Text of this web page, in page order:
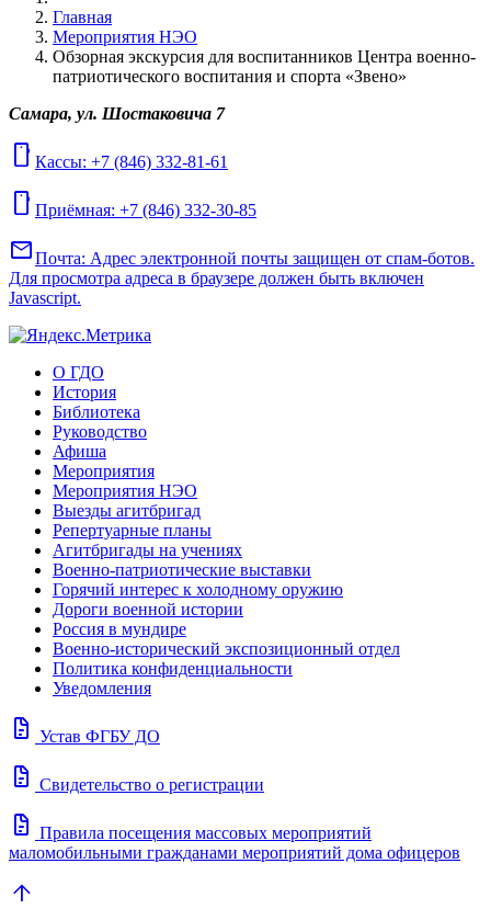
Главная
Мероприятия НЭО
Обзорная экскурсия для воспитанников Центра военно-
патриотического воспитания и спорта «Звено»
Самара, ул. Шостаковича 7
mobile Кассы: +7 (846) 332-81-61
mobile Приёмная: +7 (846) 332-30-85
mailПочта: Адрес электронной почты защищен от спам-ботов.
Для просмотра адреса в браузере должен быть включен
Javascript.
О ГДО
История
Библиотека
Руководство
Афиша
Мероприятия
Мероприятия НЭО
Выезды агитбригад
Репертуарные планы
Агитбригады на учениях
Военно-патриотические выставки
Горячий интерес к холодному оружию
Дороги военной истории
Россия в мундире
Военно-исторический экспозиционный отдел
Политика конфиденциальности
Уведомления
docs Устав ФГБУ ДО
docs Свидетельство о регистрации
docs Правила посещения массовых мероприятий
маломобильными гражданами мероприятий дома офицеров
arrow_upward